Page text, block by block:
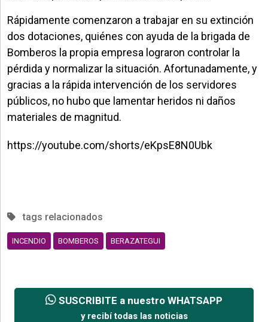
Rápidamente comenzaron a trabajar en su extinción
dos dotaciones, quiénes con ayuda de la brigada de
Bomberos la propia empresa lograron controlar la
pérdida y normalizar la situación. Afortunadamente, y
gracias a la rápida intervención de los servidores
públicos, no hubo que lamentar heridos ni daños
materiales de magnitud.
https://youtube.com/shorts/eKpsE8N0Ubk
tags relacionados
INCENDIO BOMBEROS BERAZATEGUI
SUSCRIBITE a nuestro WHATSAPP
y recibí todas las noticias